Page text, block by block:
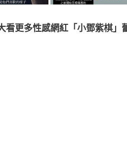
看更多性感網紅「小鄧紫棋」